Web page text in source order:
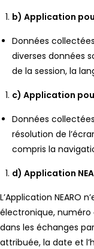
b) Application
Données
diverses données
de la session, la
c) Application
Données
résolution de
compris la
d) Application
L’Application NEARO
électronique, numéro
dans les échanges
attribuée, la date et